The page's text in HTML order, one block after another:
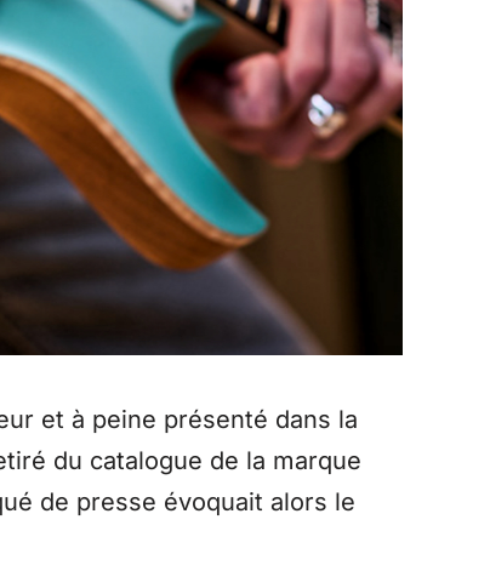
et à peine présenté dans la
du catalogue de la marque
de presse évoquait alors le